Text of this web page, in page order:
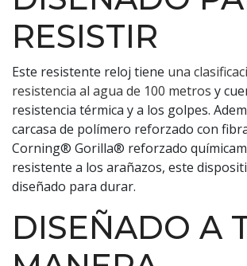
RESISTIR
Este resistente reloj tiene una
resistencia al agua de 100 metros y
resistencia térmica y a los golpes.
carcasa de polímero reforzado con
Corning® Gorilla® reforzado
resistente a los arañazos, este
diseñado para durar.
DISEÑADO A